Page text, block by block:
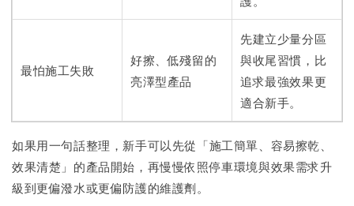
最怕施工失敗
好擦、低殘留的
亮澤型產品
先建立少量分區
與收尾習慣，比
追求最強效果更
適合新手。
如果用一句話整理，新手可以先從「施工簡單、容易擦乾、
效果清楚」的產品開始，再慢慢依照停車環境與效果需求升
級到更偏潑水或更偏防護的維護劑。